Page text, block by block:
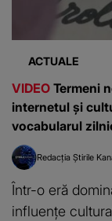
ACTUALE
VIDEO Termeni
internetul și
vocabularul
Redacția Știrile
Într-o eră
influențe